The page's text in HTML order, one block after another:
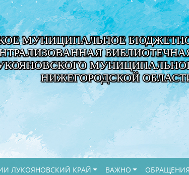
МУНИЦИПАЛЬНОЕ
НИЖЕГОРОДСКОЙ
ЛУКОЯНОВСКИЙ КРАЙ ВАЖНО